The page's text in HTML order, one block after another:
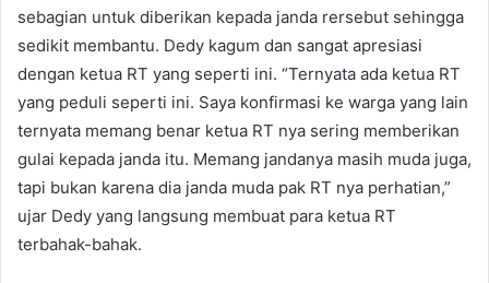
sebagian untuk diberikan kepada janda rersebut sehingga
sedikit membantu. Dedy kagum dan sangat apresiasi
dengan ketua RT yang seperti ini. “Ternyata ada ketua RT
yang peduli seperti ini. Saya konfirmasi ke warga yang lain
ternyata memang benar ketua RT nya sering memberikan
gulai kepada janda itu. Memang jandanya masih muda juga,
tapi bukan karena dia janda muda pak RT nya perhatian,”
ujar Dedy yang langsung membuat para ketua RT
terbahak-bahak.